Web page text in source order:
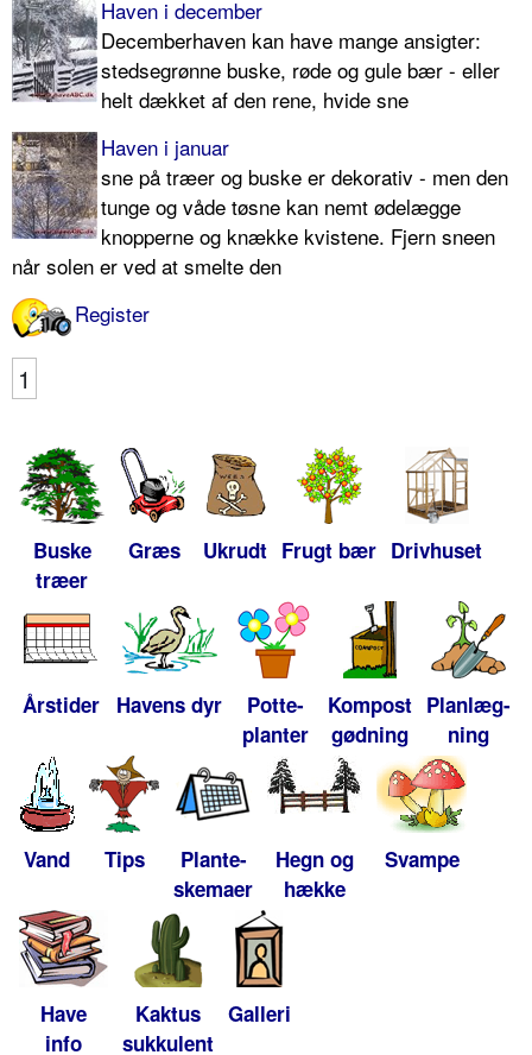
Haven i december
Decemberhaven kan have mange ansigter:
stedsegrønne buske, røde og gule bær - eller
helt dækket af den rene, hvide sne
Haven i januar
sne på træer og buske er dekorativ - men den
tunge og våde tøsne kan nemt ødelægge
knopperne og knække kvistene. Fjern sneen
når solen er ved at smelte den
Register
1
Buske
træer
Græs Ukrudt Frugt bær Drivhuset
Årstider Havens dyr
Potte-
planter
Kompost
gødning
Planlæg-
ning
Vand Tips
Plante-
skemaer
Hegn og
hække
Svampe
Have
info
Kaktus
sukkulent
Galleri